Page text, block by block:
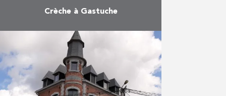
Crèche à Gastuche
Construction d’une crèche à
Gastuche.
En savoir plus